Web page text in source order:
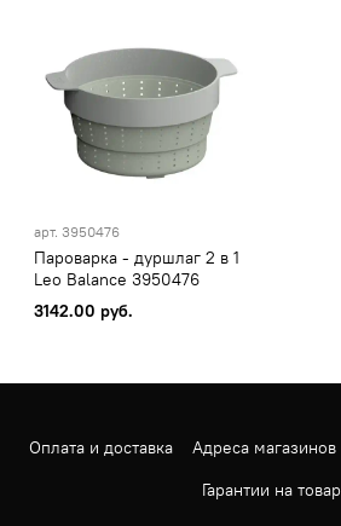
арт. 3950476
Пароварка - дуршлаг 2 в 1
Leo Balance 3950476
3142.00 руб.
Оплата и доставка Адреса магазинов
Гарантии на товар